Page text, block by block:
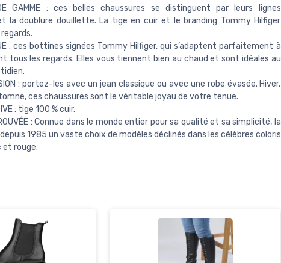
GAMME : ces belles chaussures se distinguent par leurs lignes
la doublure douillette. La tige en cuir et le branding Tommy Hilfiger
: ces bottines signées Tommy Hilfiger, qui s’adaptent parfaitement à
tous les regards. Elles vous tiennent bien au chaud et sont idéales au
: portez-les avec un jean classique ou avec une robe évasée. Hiver,
ces chaussures sont le véritable joyau de votre tenue.
: tige 100 % cuir.
: Connue dans le monde entier pour sa qualité et sa simplicité, la
1985 un vaste choix de modèles déclinés dans les célèbres coloris
et rouge.